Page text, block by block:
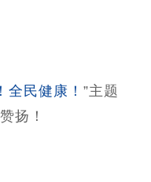
全民健康！ ”主题
扬！